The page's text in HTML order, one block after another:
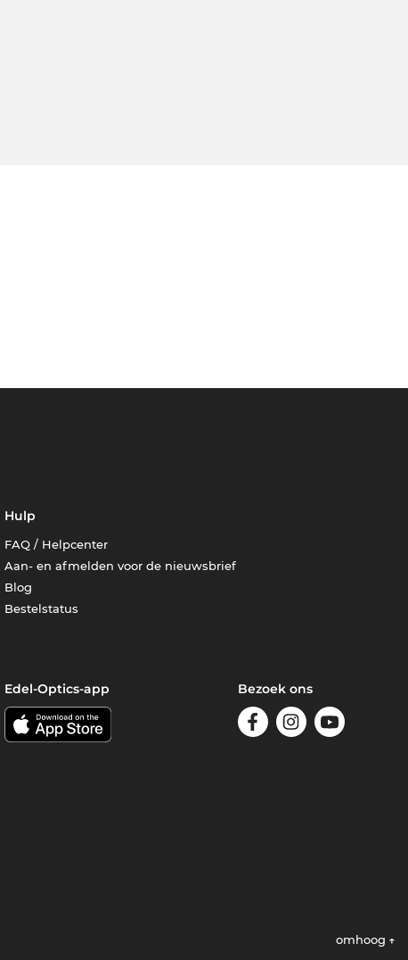
Hulp
FAQ / Helpcenter
Aan- en afmelden voor de nieuwsbrief
Blog
Bestelstatus
Edel-Optics-app Bezoek ons
omhoog